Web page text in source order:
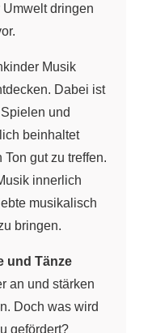
dringen
Musik
Dabei ist
und
beinhaltet
gut zu treffen.
innerlich
musikalisch
bringen.
und Tänze
an und stärken
Doch was wird
gefördert?